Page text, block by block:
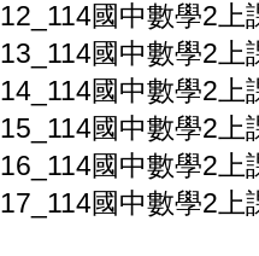
12_114國中數學2上
13_114國中數學2上
14_114國中數學2上
15_114國中數學2上
16_114國中數學2上
17_114國中數學2上